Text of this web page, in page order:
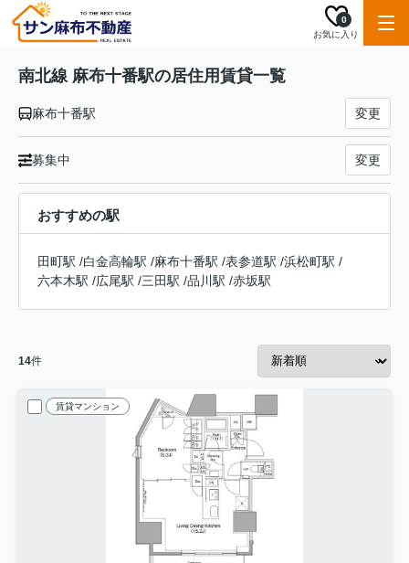
お気に入り
0
南北線 麻布十番駅の居住用賃貸一覧
麻布十番駅 変更
募集中 変更
おすすめの駅
田町駅 /白金高輪駅 /麻布十番駅 /表参道駅 /浜松町駅 /
六本木駅 /広尾駅 /三田駅 /品川駅 /赤坂駅
14件
賃貸マンション